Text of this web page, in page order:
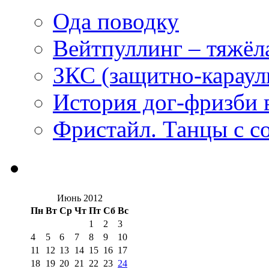
Ода поводку
Вейтпуллинг –
ЗКС (защитно-
История дог-фризби
Фристайл. Танцы с
Июнь 2012
Пн Вт Ср Чт Пт Сб Вс
1 2
3
4
5 6 7 8 9
10
11
12 13 14 15 16 17
18 19 20 21 22 23 24